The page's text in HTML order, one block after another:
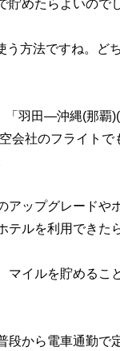
貯めたらよいので
方法ですね。ど
「羽田―沖縄(那
会社のフライト
アップグレード
ルを利用できた
マイルを貯める
から電車通勤